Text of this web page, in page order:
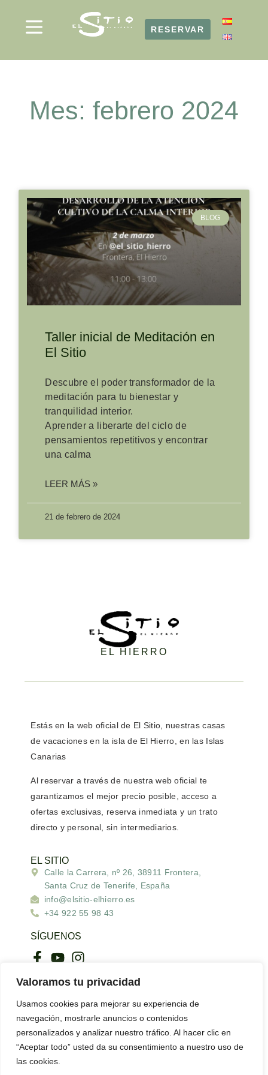
Valoramos tu privacidad
Usamos cookies para mejorar su experiencia de
navegación, mostrarle anuncios o contenidos
personalizados y analizar nuestro tráfico. Al hacer clic en
“Aceptar todo” usted da su consentimiento a nuestro uso de
las cookies.
RESERVAR
RESERVAR
Mes: febrero 2024
BLOG
Taller inicial de Meditación en
El Sitio
Descubre el poder transformador de la
meditación para tu bienestar y
tranquilidad interior.
Aprender a liberarte del ciclo de
pensamientos repetitivos y encontrar
una calma
LEER MÁS »
21 de febrero de 2024
EL HIERRO
Estás en la web oficial de El Sitio, nuestras casas
de vacaciones en la isla de El Hierro, en las Islas
Canarias
Al reservar a través de nuestra web oficial te
garantizamos el mejor precio posible, acceso a
ofertas exclusivas, reserva inmediata y untrato
directo y personal, sin intermediarios.
EL SITIO
Calle la Carrera, nº 26, 38911 Frontera,
Santa Cruz de Tenerife, España
info@elsitio-elhierro.es
+34 922 55 98 43
SÍGUENOS
ENLACES DE INTERÉS
Bimbache.info
Aviso Legal |